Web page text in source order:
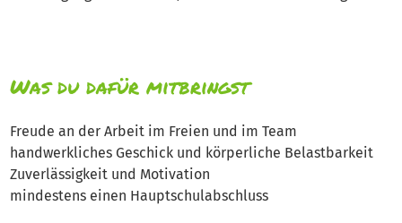
Was du dafür mitbringst
Freude an der Arbeit im Freien und im Team
handwerkliches Geschick und körperliche Belastbarkeit
Zuverlässigkeit und Motivation
mindestens einen Hauptschulabschluss